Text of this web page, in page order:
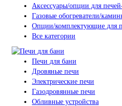
Аксессуары/опции для
Газовые обогреватели/
Опции/комплектующие для
Все категории
Печи для бани
Дровяные печи
Электрические печи
Газодровянные печи
Обливные устройства